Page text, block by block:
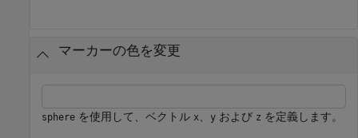
マーカーの色を変更
sphere を使用して、ベクトル x、 y および z を定義します。